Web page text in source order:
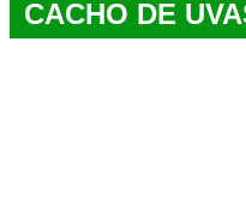
CACHO DE